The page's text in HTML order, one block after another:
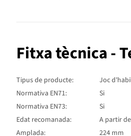
Fitxa tècnica -
Tipus de producte:
Joc
Normativa EN71:
Si
Normativa EN73:
Si
Edat recomanada:
A partir
Amplada:
224 mm